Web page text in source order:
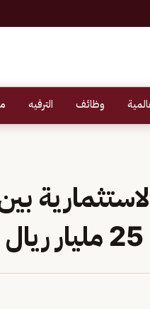
وظائف الترفيه